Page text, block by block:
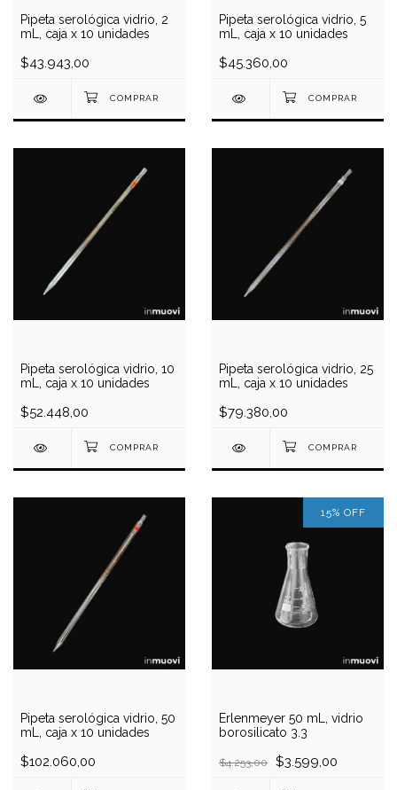
Pipeta serológica vidrio, 2
mL, caja x 10 unidades
$43.943,00
Pipeta serológica vidrio, 5
mL, caja x 10 unidades
$45.360,00
Pipeta serológica vidrio, 10
mL, caja x 10 unidades
$52.448,00
Pipeta serológica vidrio, 25
mL, caja x 10 unidades
$79.380,00
Pipeta serológica vidrio, 50
mL, caja x 10 unidades
$102.060,00
15% OFF
Erlenmeyer 50 mL, vidrio
borosilicato 3.3
$4.253,00 $3.599,00